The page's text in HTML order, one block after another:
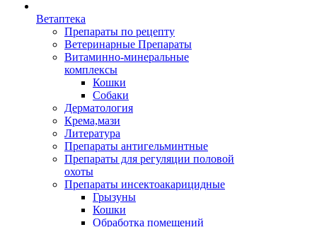
Ветаптека
Препараты по рецепту
Ветеринарные Препараты
Витаминно-минеральные
комплексы
Кошки
Собаки
Дерматология
Крема,мази
Литература
Препараты антигельминтные
Препараты для регуляции половой
охоты
Препараты инсектоакарицидные
Грызуны
Кошки
Обработка помещений